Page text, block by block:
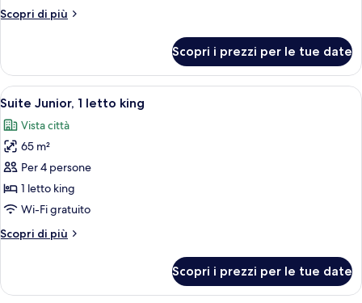
da
Scopri di più
Altri
1
camera
da
Scopri i prezzi per le tue date
Apri
tutte
le
foto
per
Suite
Junior,
letto
Un soggiorno elegante con un
6
Suite Junior, 1 letto king
Vista città
65 m²
Per 4 persone
1 letto king
Wi-Fi gratuito
Scopri di più
Altri
Junior,
Scopri i prezzi per le tue date